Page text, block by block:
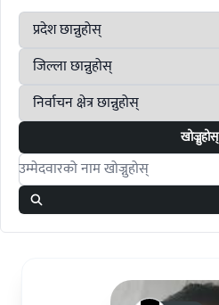
खोज्नुहोस्
Search candidates